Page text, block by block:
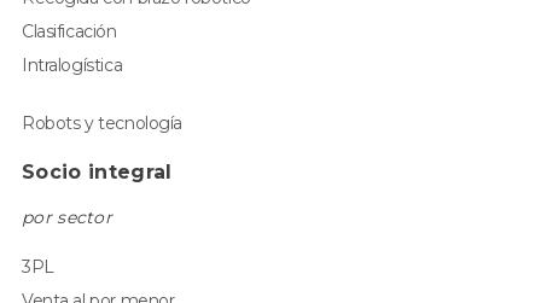
Clasificación
Intralogística
Robots y tecnología
Socio integral
por sector
3PL